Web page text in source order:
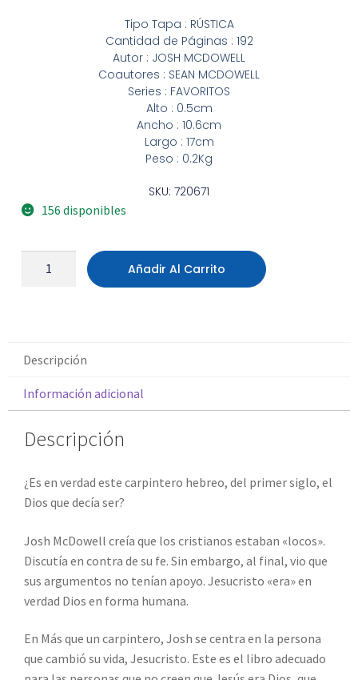
Tipo Tapa : RÚSTICA
Cantidad de Páginas : 192
Autor : JOSH MCDOWELL
Coautores : SEAN MCDOWELL
Series : FAVORITOS
Alto : 0.5cm
Ancho : 10.6cm
Largo : 17cm
Peso : 0.2Kg
SKU: 720671
156 disponibles
Añadir Al Carrito
Descripción
Información adicional
Descripción
¿Es en verdad este carpintero hebreo, del primer siglo, el
Dios que decía ser?
Josh McDowell creía que los cristianos estaban «locos».
Discutía en contra de su fe. Sin embargo, al final, vio que
sus argumentos no tenían apoyo. Jesucristo «era» en
verdad Dios en forma humana.
En Más que un carpintero, Josh se centra en la persona
que cambió su vida, Jesucristo. Este es el libro adecuado